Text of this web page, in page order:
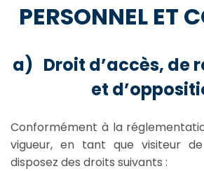
PERSONNEL ET
a) Droit d’accès, de
et
Conformément à la
vigueur, en tant que visiteur
disposez des droits suivants :